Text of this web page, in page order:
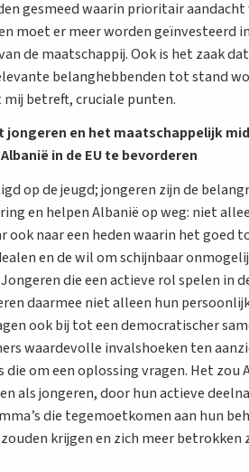
gesmeed waarin prioritair
moet er meer worden geïnvesteerd
de maatschappij. Ook is het zaak
belanghebbenden tot stand
betreft, cruciale punten.
jongeren en het maatschappelijk
in de EU te bevorderen
op de jeugd; jongeren zijn de
en helpen Albanië op weg: niet
naar een heden waarin het goed
en de wil om schijnbaar
die een actieve rol spelen in
daarmee niet alleen hun
ook bij tot een democratischer
waardevolle invalshoeken ten
om een oplossing vragen. Het zou
als jongeren, door hun actieve
die tegemoetkomen aan hun
krijgen en zich meer betrokken